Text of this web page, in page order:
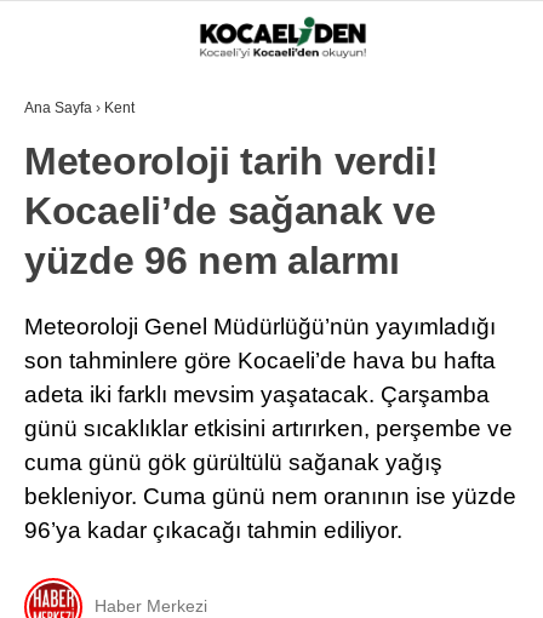
Ana Sayfa › Kent
Meteoroloji tarih verdi!
Kocaeli’de sağanak ve
yüzde 96 nem alarmı
Meteoroloji Genel Müdürlüğü’nün yayımladığı
son tahminlere göre Kocaeli’de hava bu hafta
adeta iki farklı mevsim yaşatacak. Çarşamba
günü sıcaklıklar etkisini artırırken, perşembe ve
cuma günü gök gürültülü sağanak yağış
bekleniyor. Cuma günü nem oranının ise yüzde
96’ya kadar çıkacağı tahmin ediliyor.
Haber Merkezi